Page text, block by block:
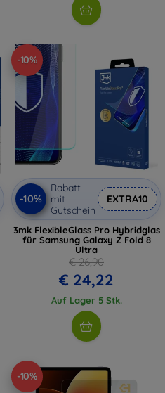
-10%
-10%
Rabatt
mit
Gutschein
EXTRA10
3mk FlexibleGlass Pro Hybridglas
für Samsung Galaxy Z Fold 8
Ultra
€ 26,90
€ 24,22
Auf Lager 5 Stk.
-10%